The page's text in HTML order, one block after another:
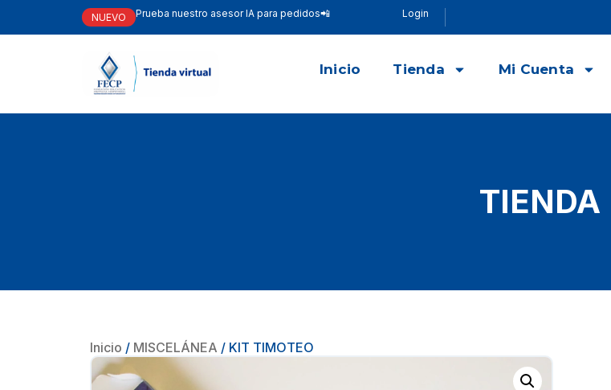
NUEVO Prueba nuestro asesor IA para pedidos📲 Login
Inicio Tienda Mi Cuenta
TIENDA
Inicio / MISCELÁNEA / KIT TIMOTEO